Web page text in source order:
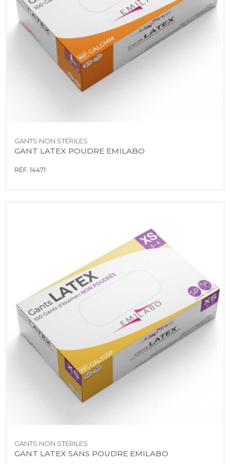
GANTS NON STÉRILES
GANT LATEX POUDRE EMILABO
RÉF. 14471
GANTS NON STÉRILES
GANT LATEX SANS POUDRE EMILABO